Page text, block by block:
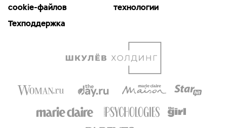
cookie-файлов
технологии
Техподдержка